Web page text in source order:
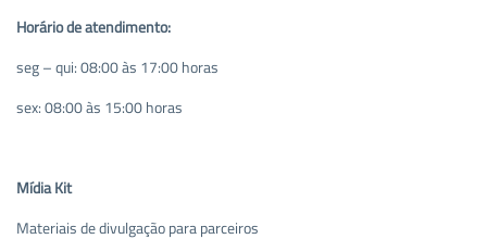
Horário de atendimento:
seg – qui: 08:00 às 17:00 horas
sex: 08:00 às 15:00 horas
Mídia Kit
Materiais de divulgação para parceiros